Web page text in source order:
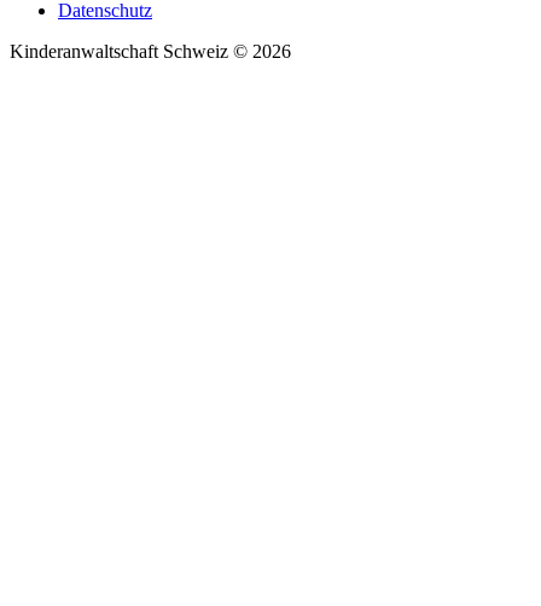
Datenschutz
Kinderanwaltschaft Schweiz © 2026